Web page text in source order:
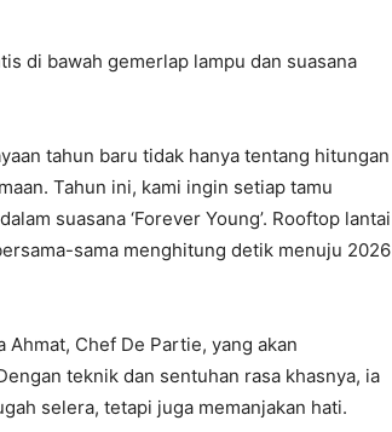
di bawah gemerlap lampu dan suasana
tahun baru tidak hanya tentang hitungan
Tahun ini, kami ingin setiap tamu
suasana ‘Forever Young’. Rooftop lantai
sama menghitung detik menuju 2026
Chef De Partie, yang akan
teknik dan sentuhan rasa khasnya, ia
selera, tetapi juga memanjakan hati.